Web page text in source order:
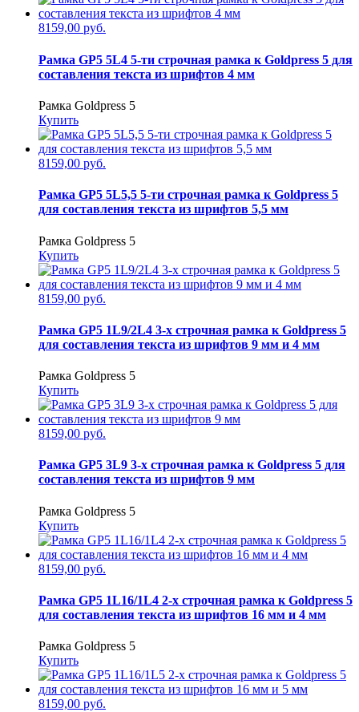
8159,00 руб.
Рамка GP5 5L4 5-ти строчная рамка к Goldpress 5 для
составления текста из шрифтов 4 мм
Рамка Goldpress 5
Купить
8159,00 руб.
Рамка GP5 5L5,5 5-ти строчная рамка к Goldpress 5
для составления текста из шрифтов 5,5 мм
Рамка Goldpress 5
Купить
8159,00 руб.
Рамка GP5 1L9/2L4 3-х строчная рамка к Goldpress 5
для составления текста из шрифтов 9 мм и 4 мм
Рамка Goldpress 5
Купить
8159,00 руб.
Рамка GP5 3L9 3-х строчная рамка к Goldpress 5 для
составления текста из шрифтов 9 мм
Рамка Goldpress 5
Купить
8159,00 руб.
Рамка GP5 1L16/1L4 2-х строчная рамка к Goldpress 5
для составления текста из шрифтов 16 мм и 4 мм
Рамка Goldpress 5
Купить
8159,00 руб.